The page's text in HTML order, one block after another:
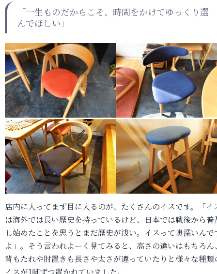
「一生ものだからこそ、時間をかけてゆっくり選
んでほしい」
店内に入ってまず目に入るのが、たくさんのイスです。「イ
は海外では長い歴史を持っているけど、日本では戦後から普
し始めたことを思うとまだ歴史が浅い。イスって奥深いんで
よ」。そう言われよーく見てみると、高さの違いはもちろん
背もたれや肘置きも長さや太さが違っていたりと様々な種類
イスが1脚ずつ置かれていました。